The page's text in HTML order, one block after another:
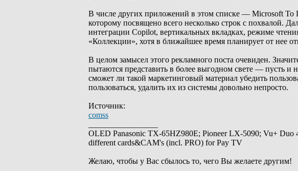
В числе других приложений в этом списке — Microsoft
которому посвящено всего несколько строк с похвалой.
интеграции Copilot, вертикальных вкладках, режиме
«Коллекции», хотя в ближайшее время планирует от нее
В целом замысел этого рекламного поста очевиден.
пытаются представить в более выгодном свете — пусть и
сможет ли такой маркетинговый материал убедить
пользоваться, удалить их из системы довольно непросто.
Источник:
comss
OLED Panasonic TX-65HZ980E; Pioneer LX-5090; Vu+
different cards&CAM's (incl. PRO) for Pay TV
Желаю, чтобы у Вас сбылось то, чего Вы желаете другим!